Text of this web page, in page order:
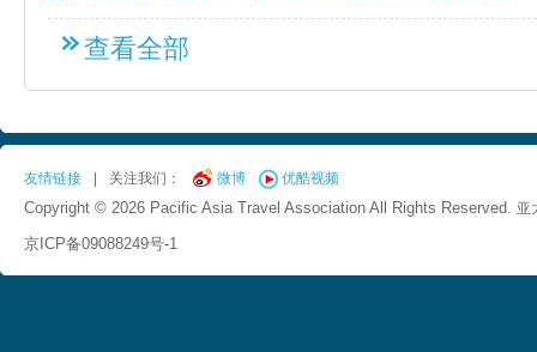
查看全部
友情链接 关注我们： 微博 优酷视频
Copyright © 2026 Pacific Asia Travel Association All Rights Reserved. 亚
京ICP备09088249号-1